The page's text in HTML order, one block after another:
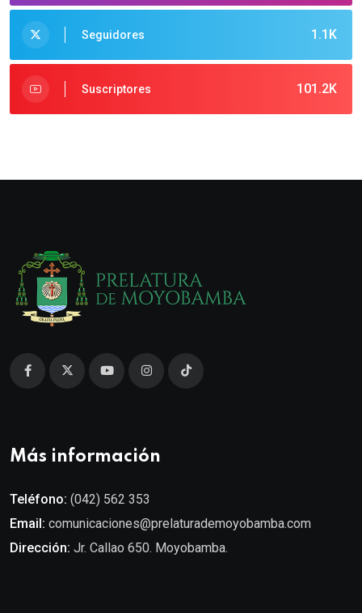
1.1K
Seguidores
101.2K
Suscriptores
Más información
Teléfono: (042) 562 353
Email: comunicaciones@prelaturademoyobamba.com
Dirección: Jr. Callao 650. Moyobamba.